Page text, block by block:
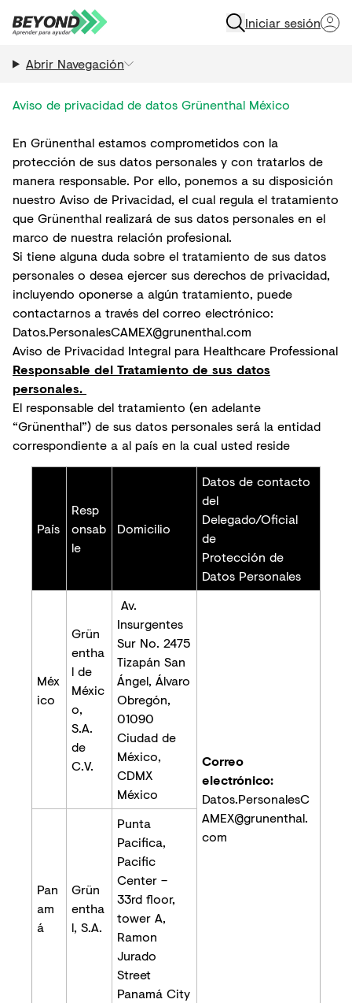
Iniciar sesión
Abrir Navegación
Aviso de privacidad de datos Grünenthal México
En Grünenthal estamos comprometidos con la
protección de sus datos personales y con tratarlos de
manera responsable. Por ello, ponemos a su disposición
nuestro Aviso de Privacidad, el cual regula el tratamiento
que Grünenthal realizará de sus datos personales en el
marco de nuestra relación profesional.
Si tiene alguna duda sobre el tratamiento de sus datos
personales o desea ejercer sus derechos de privacidad,
incluyendo oponerse a algún tratamiento, puede
contactarnos a través del correo electrónico:
Datos.PersonalesCAMEX@grunenthal.com
Aviso de Privacidad Integral para Healthcare Professional
Responsable del Tratamiento de sus datos
personales.
El responsable del tratamiento (en adelante
“Grünenthal”) de sus datos personales será la entidad
correspondiente a al país en la cual usted reside
País
Resp
onsab
le
Domicilio
Datos de contacto
del
Delegado/Oficial
de
Protección de
Datos Personales
Méx
ico
Grün
entha
l de
Méxic
o,
S.A.
de
C.V.
Av.
Insurgentes
Sur No. 2475
Tizapán San
Ángel, Álvaro
Obregón,
01090
Ciudad de
México,
CDMX
México
Correo
electrónico:
Datos.PersonalesC
AMEX@grunenthal.
com
Pan
am
á
Grün
entha
l, S.A.
Punta
Pacifica,
Pacific
Center –
33rd floor,
tower A,
Ramon
Jurado
Street
Panamá City